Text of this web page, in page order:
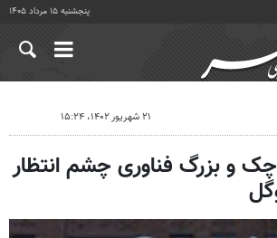
پنجشنبه ۱۵ مرداد ۱۴۰۵
۲۱ شهریور ۱۴۰۲، ۱۵:۲۴
و بزرگ فناوری چشم انتظار